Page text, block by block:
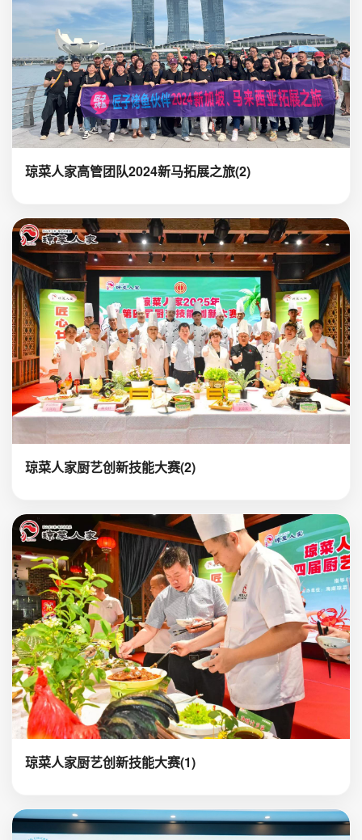
琼菜人家高管团队2024新马拓展之旅(2)
琼菜人家厨艺创新技能大赛(2)
琼菜人家厨艺创新技能大赛(1)